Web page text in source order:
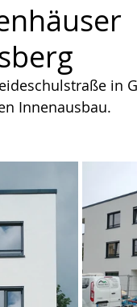
in
Innenausbau.